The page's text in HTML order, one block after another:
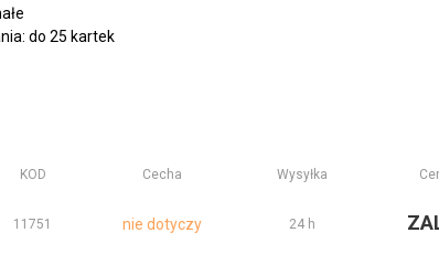
do 25 kartek
KOD Cecha Wysyłka
11751 nie dotyczy 24 h